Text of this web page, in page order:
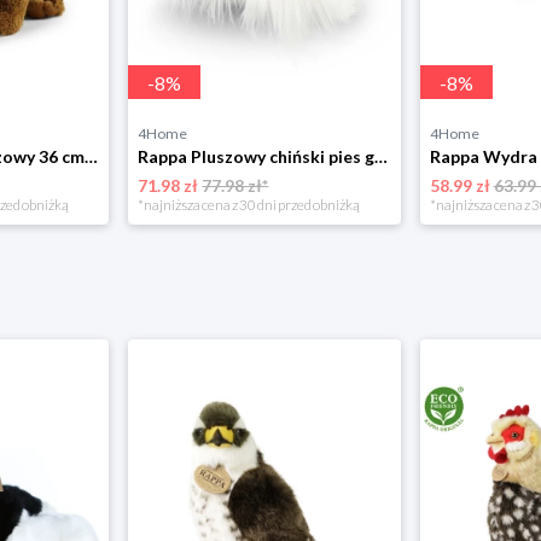
Rappa Mamut pluszowy 36 cm ECO - FRIENDLY
obniżką
-8%
4Home
Rappa Pluszowy chiński pies grzywacz - łabędź, 30 cm ECO - FRIENDLY
71.98 zł77.98 zł*
*najniższa cena z 30 dni przed obniżką
-8%
4Home
58.99 zł63.99
*najniższa cena z